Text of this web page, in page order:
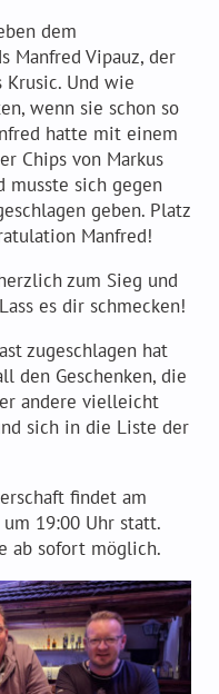
dem
Manfred Vipauz, der
Krusic. Und wie
wenn sie schon so
hatte mit einem
Chips von Markus
musste sich gegen
geben. Platz
Manfred!
zum Sieg und
es dir schmecken!
zugeschlagen hat
den Geschenken, die
andere vielleicht
sich in die Liste der
findet am
19:00 Uhr statt.
ab sofort möglich.